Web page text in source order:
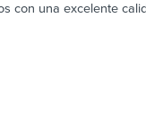
con una excelente